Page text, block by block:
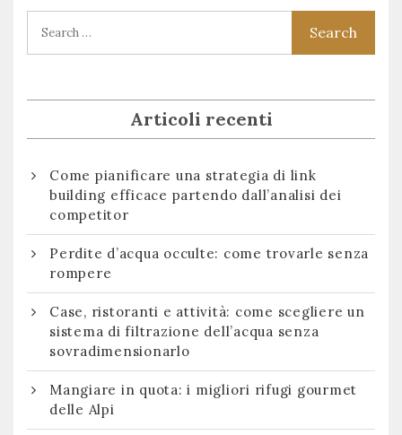
Articoli recenti
Come pianificare una strategia di link
building efficace partendo dall’analisi dei
competitor
Perdite d’acqua occulte: come trovarle senza
rompere
Case, ristoranti e attività: come scegliere un
sistema di filtrazione dell’acqua senza
sovradimensionarlo
Mangiare in quota: i migliori rifugi gourmet
delle Alpi